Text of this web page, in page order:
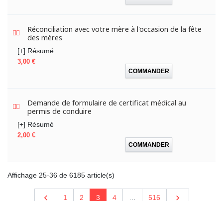
Réconciliation avec votre mère à l'occasion de la fête
des mères
[+] Résumé
Prix
3,00 €
COMMANDER
Demande de formulaire de certificat médical au
permis de conduire
[+] Résumé
Prix
2,00 €
COMMANDER
Affichage 25-36 de 6185 article(s)
Précédent
 1 2 3 4 516 Suivant
